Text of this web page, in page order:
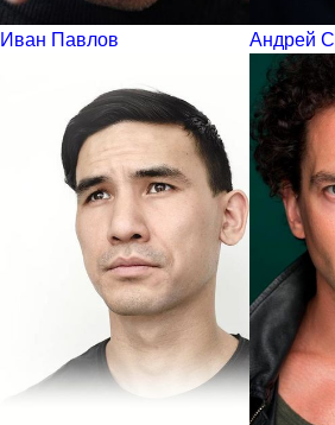
Иван Павлов Андрей